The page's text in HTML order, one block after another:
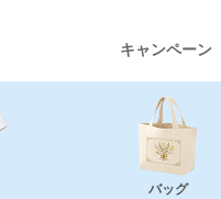
キャンペーン
バッグ